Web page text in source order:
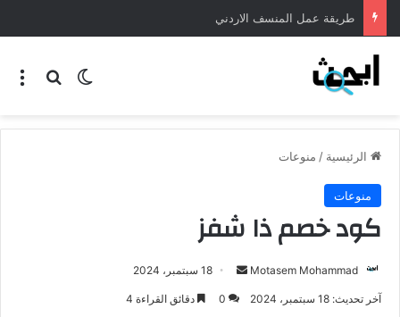
طريقة عمل المنسف الاردني
الرئيسية / منوعات
منوعات
كود خصم ذا شفز
Motasem Mohammad 18 سبتمبر، 2024
آخر تحديث: 18 سبتمبر، 2024 0 دقائق القراءة 4